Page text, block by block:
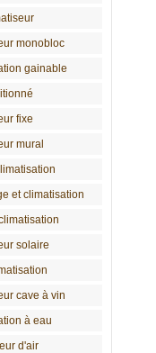
monobloc
gainable
fixe
mural
et climatisation
solaire
cave à vin
à eau
d'air